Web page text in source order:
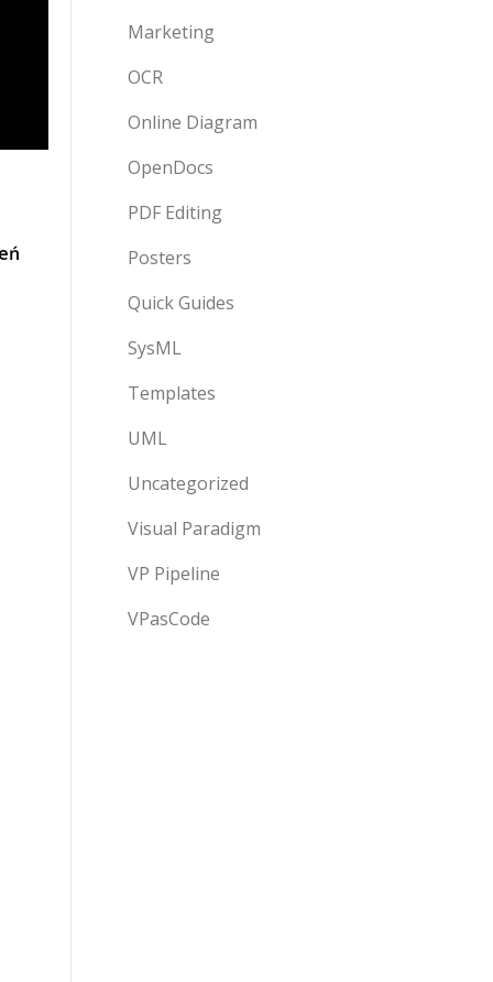
Marketing
OCR
Online Diagram
OpenDocs
PDF Editing
Posters
Quick Guides
SysML
Templates
UML
Uncategorized
Visual Paradigm
VP Pipeline
VPasCode